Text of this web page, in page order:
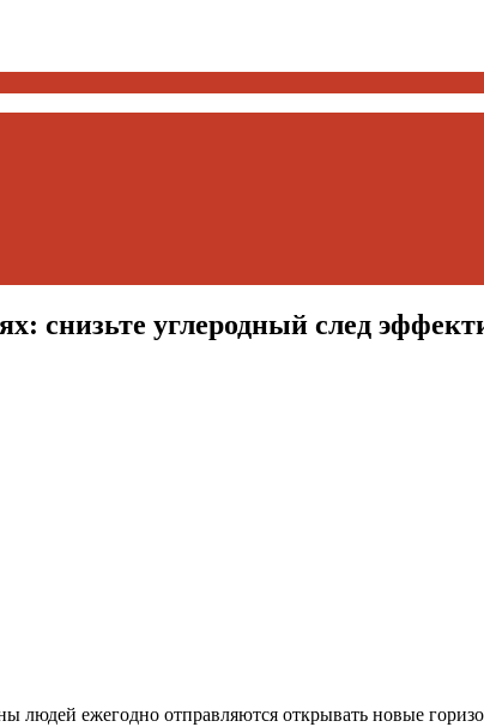
снизьте углеродный след
людей ежегодно отправляются открывать новые